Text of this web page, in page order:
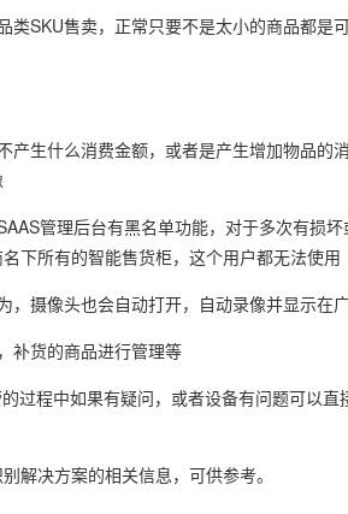
SKU售卖，正常只要不是太小的商品都是可
生什么消费金额，或者是产生增加物品的
管理后台有黑名单功能，对于多次有损坏
下所有的智能售货柜，这个用户都无法使用
摄像头也会自动打开，自动录像并显示在广
货的商品进行管理等
程中如果有疑问，或者设备有问题可以直
决方案的相关信息，可供参考。